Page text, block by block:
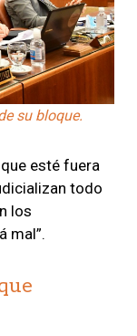
su bloque.
esté fuera
todo
los
mal”.